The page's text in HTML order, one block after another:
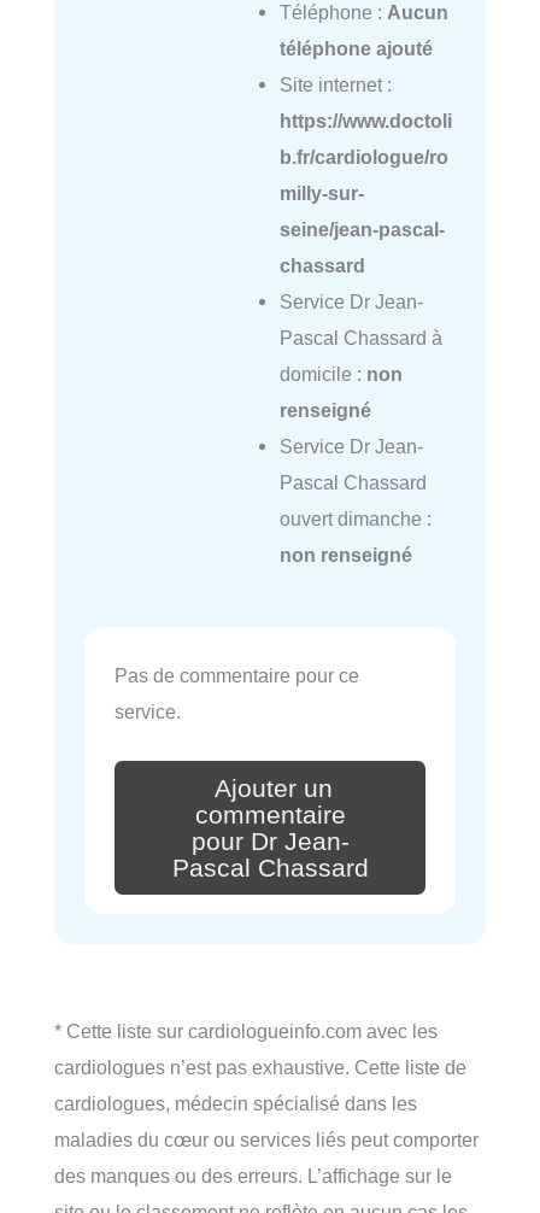
Téléphone : Aucun
téléphone ajouté
Site internet :
https://www.doctoli
b.fr/cardiologue/ro
milly-sur-
seine/jean-pascal-
chassard
Service Dr Jean-
Pascal Chassard à
domicile : non
renseigné
Service Dr Jean-
Pascal Chassard
ouvert dimanche :
non renseigné
Pas de commentaire pour ce
service.
Ajouter un
commentaire
pour Dr Jean-
Pascal Chassard
* Cette liste sur cardiologueinfo.com avec les
cardiologues n’est pas exhaustive. Cette liste de
cardiologues, médecin spécialisé dans les
maladies du cœur ou services liés peut comporter
des manques ou des erreurs. L’affichage sur le